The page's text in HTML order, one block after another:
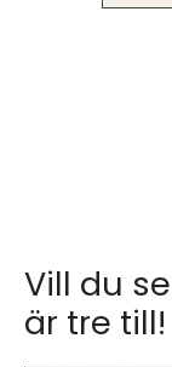
Vill du
är tre till!